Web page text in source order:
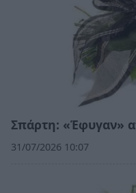
Σπάρτη: «Έφυγαν»
31/07/2026 10:07